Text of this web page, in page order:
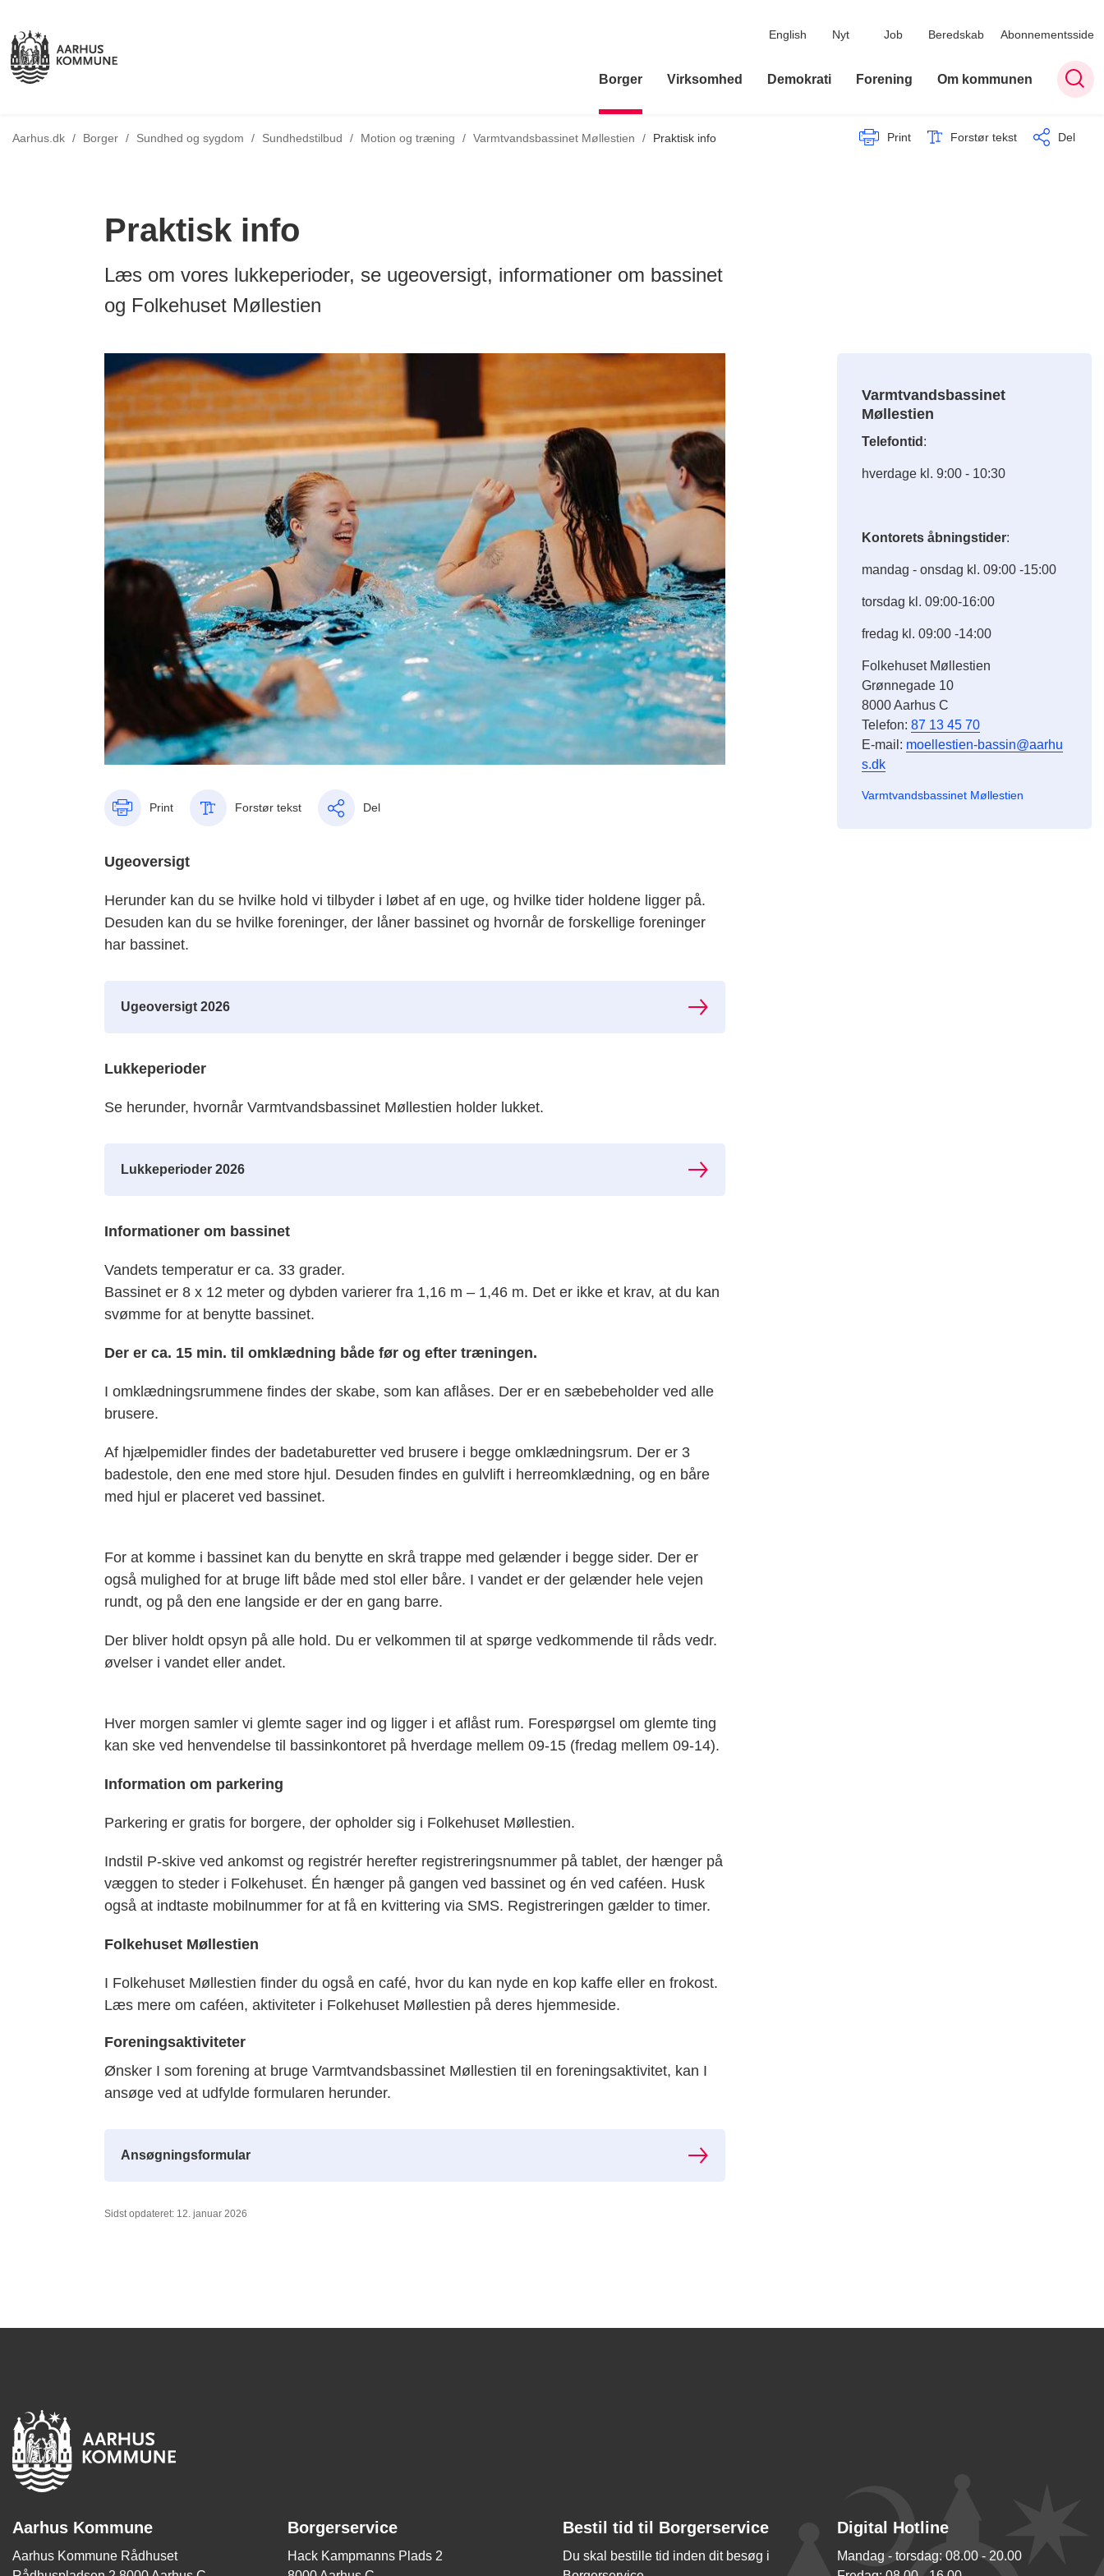
English Nyt Job Beredskab Abonnementsside
Borger Virksomhed Demokrati Forening Om kommunen
Aarhus.dk / Borger / Sundhed og sygdom / Sundhedstilbud / Motion og træning / Tilbage til
Varmtvandsbassinet Møllestien / Praktisk info Print Forstør tekst Del
Praktisk info
Læs om vores lukkeperioder, se ugeoversigt, informationer om bassinet
og Folkehuset Møllestien
Print Forstør tekst Del
Ugeoversigt
Herunder kan du se hvilke hold vi tilbyder i løbet af en uge, og hvilke tider holdene ligger på.
Desuden kan du se hvilke foreninger, der låner bassinet og hvornår de forskellige foreninger
har bassinet.
Ugeoversigt 2026
Lukkeperioder
Se herunder, hvornår Varmtvandsbassinet Møllestien holder lukket.
Lukkeperioder 2026
Informationer om bassinet
Vandets temperatur er ca. 33 grader.
Bassinet er 8 x 12 meter og dybden varierer fra 1,16 m – 1,46 m. Det er ikke et krav, at du kan
svømme for at benytte bassinet.
Der er ca. 15 min. til omklædning både før og efter træningen.
I omklædningsrummene findes der skabe, som kan aflåses. Der er en sæbebeholder ved alle
brusere.
Af hjælpemidler findes der badetaburetter ved brusere i begge omklædningsrum. Der er 3
badestole, den ene med store hjul. Desuden findes en gulvlift i herreomklædning, og en båre
med hjul er placeret ved bassinet.
For at komme i bassinet kan du benytte en skrå trappe med gelænder i begge sider. Der er
også mulighed for at bruge lift både med stol eller båre. I vandet er der gelænder hele vejen
rundt, og på den ene langside er der en gang barre.
Der bliver holdt opsyn på alle hold. Du er velkommen til at spørge vedkommende til råds vedr.
øvelser i vandet eller andet.
Hver morgen samler vi glemte sager ind og ligger i et aflåst rum. Forespørgsel om glemte ting
kan ske ved henvendelse til bassinkontoret på hverdage mellem 09-15 (fredag mellem 09-14).
Information om parkering
Parkering er gratis for borgere, der opholder sig i Folkehuset Møllestien.
Indstil P-skive ved ankomst og registrér herefter registreringsnummer på tablet, der hænger på
væggen to steder i Folkehuset. Én hænger på gangen ved bassinet og én ved caféen. Husk
også at indtaste mobilnummer for at få en kvittering via SMS. Registreringen gælder to timer.
Folkehuset Møllestien
I Folkehuset Møllestien finder du også en café, hvor du kan nyde en kop kaffe eller en frokost.
Læs mere om caféen, aktiviteter i Folkehuset Møllestien på deres hjemmeside.
Foreningsaktiviteter
Ønsker I som forening at bruge Varmtvandsbassinet Møllestien til en foreningsaktivitet, kan I
ansøge ved at udfylde formularen herunder.
Ansøgningsformular
Varmtvandsbassinet
Møllestien
Telefontid :
hverdage kl. 9:00 - 10:30
Kontorets åbningstider:
mandag - onsdag kl. 09:00 -15:00
torsdag kl. 09:00-16:00
fredag kl. 09:00 -14:00
Folkehuset Møllestien
Grønnegade 10
8000 Aarhus C
Telefon:87 13 45 70
E-mail: moellestien-bassin@aarhu
s.dk
Varmtvandsbassinet Møllestien
Sidst opdateret: 12. januar 2026
Aarhus Kommune
Aarhus Kommune Rådhuset
Borgerservice
Hack Kampmanns Plads 2
Bestil tid til Borgerservice
Du skal bestille tid inden dit besøg i
Digital Hotline
Mandag - torsdag: 08.00 - 20.00